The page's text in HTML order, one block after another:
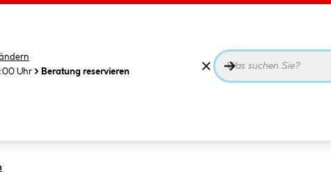
Uhr
Beratung reservieren